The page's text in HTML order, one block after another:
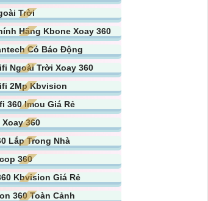
Trời
Hãng Kbone Xoay 360
Có Báo Động
Ngoài Trời Xoay 360
2Mp Kbvision
360 Imou Giá Rẻ
360
Lắp Trong Nhà
360
Kbvision Giá Rẻ
360 Toàn Cảnh